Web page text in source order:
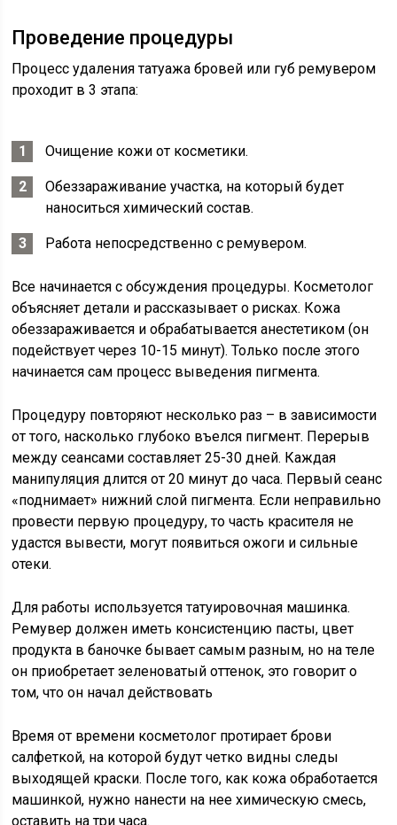
Проведение процедуры
Процесс удаления татуажа бровей или губ ремувером
проходит в 3 этапа:
Очищение кожи от косметики.
Обеззараживание участка, на который будет
наноситься химический состав.
Работа непосредственно с ремувером.
Все начинается с обсуждения процедуры. Косметолог
объясняет детали и рассказывает о рисках. Кожа
обеззараживается и обрабатывается анестетиком (он
подействует через 10-15 минут). Только после этого
начинается сам процесс выведения пигмента.
Процедуру повторяют несколько раз – в зависимости
от того, насколько глубоко въелся пигмент. Перерыв
между сеансами составляет 25-30 дней. Каждая
манипуляция длится от 20 минут до часа. Первый сеанс
«поднимает» нижний слой пигмента. Если неправильно
провести первую процедуру, то часть красителя не
удастся вывести, могут появиться ожоги и сильные
отеки.
Для работы используется татуировочная машинка.
Ремувер должен иметь консистенцию пасты, цвет
продукта в баночке бывает самым разным, но на теле
он приобретает зеленоватый оттенок, это говорит о
том, что он начал действовать
Время от времени косметолог протирает брови
салфеткой, на которой будут четко видны следы
выходящей краски. После того, как кожа обработается
машинкой, нужно нанести на нее химическую смесь,
оставить на три часа.